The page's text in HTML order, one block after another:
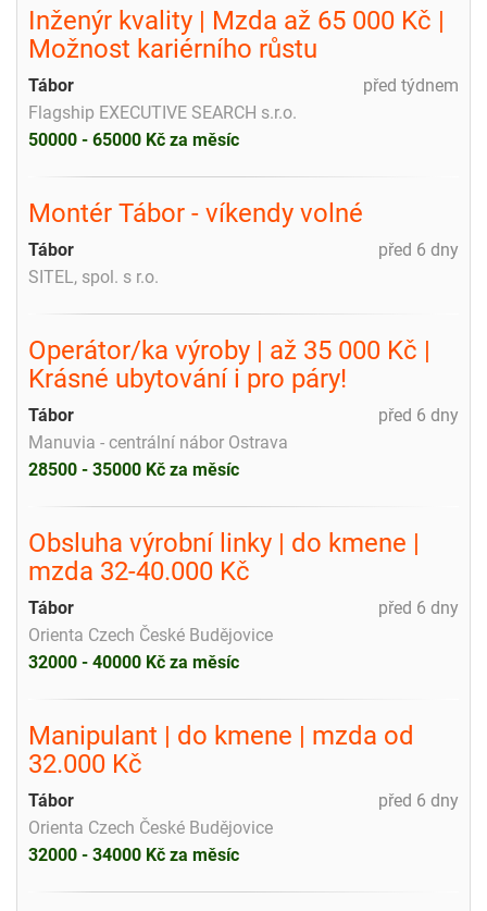
Inženýr kvality | Mzda až 65 000 Kč |
Možnost kariérního růstu
před týdnem
Tábor
Flagship EXECUTIVE SEARCH s.r.o.
50000 - 65000 Kč za měsíc
Montér Tábor - víkendy volné
před 6 dny
Tábor
SITEL, spol. s r.o.
Operátor/ka výroby | až 35 000 Kč |
Krásné ubytování i pro páry!
před 6 dny
Tábor
Manuvia - centrální nábor Ostrava
28500 - 35000 Kč za měsíc
Obsluha výrobní linky | do kmene |
mzda 32-40.000 Kč
před 6 dny
Tábor
Orienta Czech České Budějovice
32000 - 40000 Kč za měsíc
Manipulant | do kmene | mzda od
32.000 Kč
před 6 dny
Tábor
Orienta Czech České Budějovice
32000 - 34000 Kč za měsíc